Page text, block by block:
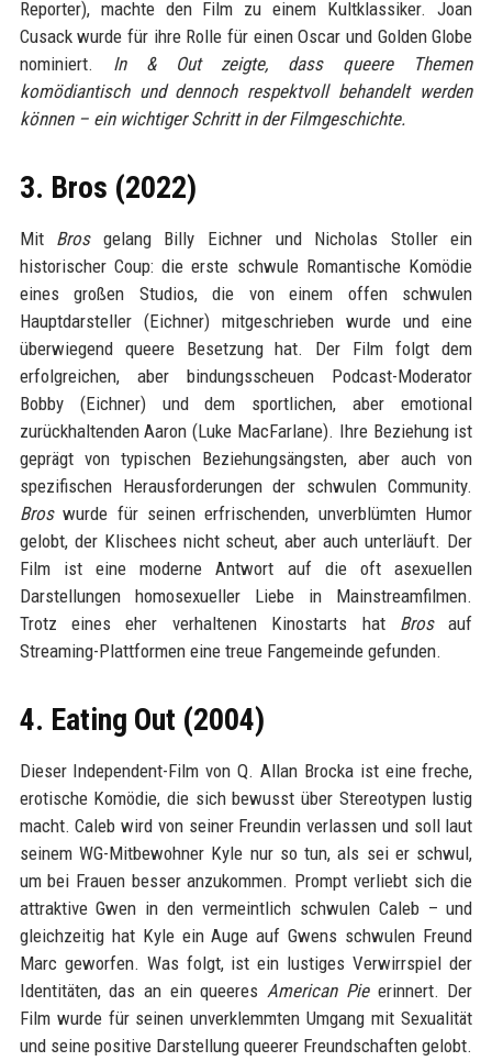
Reporter), machte den Film zu einem Kultklassiker. Joan
Cusack wurde für ihre Rolle für einen Oscar und Golden Globe
nominiert. In & Out zeigte, dass queere Themen
komödiantisch und dennoch respektvoll behandelt werden
können – ein wichtiger Schritt in der Filmgeschichte.
3. Bros (2022)
Mit Brosgelang Billy Eichner und Nicholas Stoller ein
historischer Coup: die erste schwule Romantische Komödie
eines großen Studios, die von einem offen schwulen
Hauptdarsteller (Eichner) mitgeschrieben wurde und eine
überwiegend queere Besetzung hat. Der Film folgt dem
erfolgreichen, aber bindungsscheuen Podcast-Moderator
Bobby (Eichner) und dem sportlichen, aber emotional
zurückhaltenden Aaron (Luke MacFarlane). Ihre Beziehung ist
geprägt von typischen Beziehungsängsten, aber auch von
spezifischen Herausforderungen der schwulen Community.
Broswurde für seinen erfrischenden, unverblümten Humor
gelobt, der Klischees nicht scheut, aber auch unterläuft. Der
Film ist eine moderne Antwort auf die oft asexuellen
Darstellungen homosexueller Liebe in Mainstreamfilmen.
Trotz eines eher verhaltenen Kinostarts hat Brosauf
Streaming-Plattformen eine treue Fangemeinde gefunden.
4. Eating Out (2004)
Dieser Independent-Film von Q. Allan Brocka ist eine freche,
erotische Komödie, die sich bewusst über Stereotypen lustig
macht. Caleb wird von seiner Freundin verlassen und soll laut
seinem WG-Mitbewohner Kyle nur so tun, als sei er schwul,
um bei Frauen besser anzukommen. Prompt verliebt sich die
attraktive Gwen in den vermeintlich schwulen Caleb – und
gleichzeitig hat Kyle ein Auge auf Gwens schwulen Freund
Marc geworfen. Was folgt, ist ein lustiges Verwirrspiel der
Identitäten, das an ein queeresAmerican Pieerinnert. Der
Film wurde für seinen unverklemmten Umgang mit Sexualität
und seine positive Darstellung queerer Freundschaften gelobt.